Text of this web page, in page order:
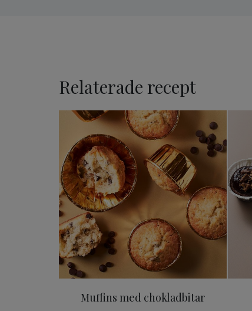
Relaterade recept
Muffins med chokladbitar
Muffins med chokladbitar